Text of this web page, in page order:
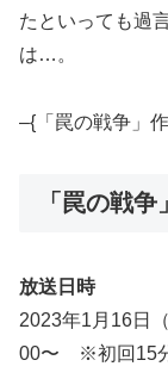
たといっても過
は…。
–{「罠の戦争」
「罠の戦
放送日時
2023年1月16日
00〜 ※初回15